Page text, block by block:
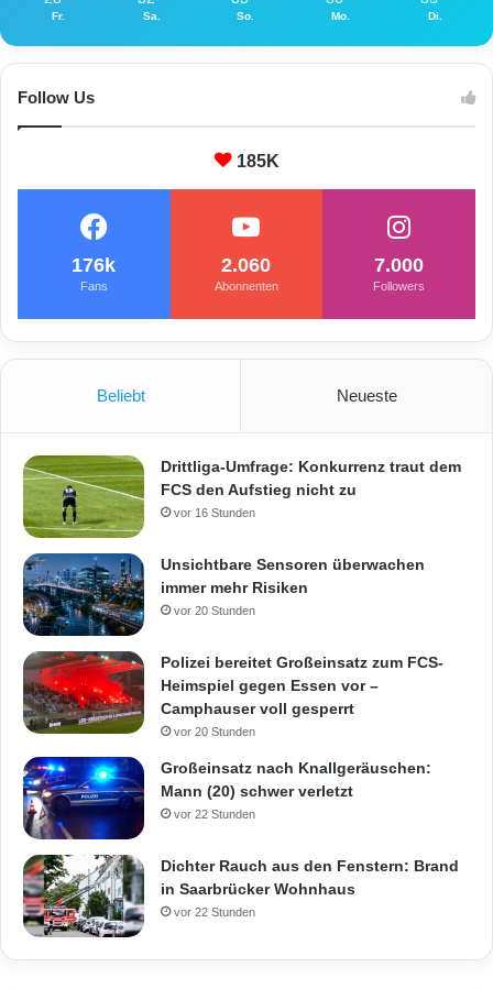
Fr. Sa. So. Mo. Di.
Follow Us
185K
176k
Fans
2.060
Abonnenten
7.000
Followers
Beliebt Neueste
Drittliga-Umfrage: Konkurrenz traut dem
FCS den Aufstieg nicht zu
vor 16 Stunden
Unsichtbare Sensoren überwachen
immer mehr Risiken
vor 20 Stunden
Polizei bereitet Großeinsatz zum FCS-
Heimspiel gegen Essen vor –
Camphauser voll gesperrt
vor 20 Stunden
Großeinsatz nach Knallgeräuschen:
Mann (20) schwer verletzt
vor 22 Stunden
Dichter Rauch aus den Fenstern: Brand
in Saarbrücker Wohnhaus
vor 22 Stunden